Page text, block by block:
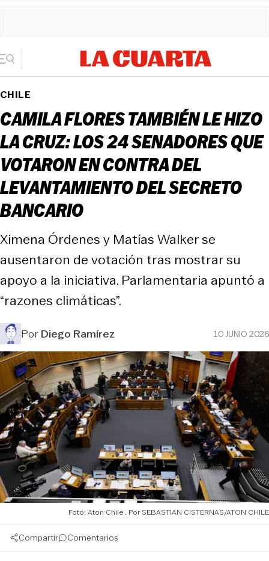
CHILE
CAMILA FLORES TAMBIÉN LE HIZO
LA CRUZ: LOS 24 SENADORES QUE
VOTARON EN CONTRA DEL
LEVANTAMIENTO DEL SECRETO
BANCARIO
Ximena Órdenes y Matías Walker se
ausentaron de votación tras mostrar su
apoyo a la iniciativa. Parlamentaria apuntó a
“razones climáticas”.
PorDiego Ramírez 10 JUNIO 2026
Foto: Aton Chile SEBASTIAN CISTERNAS/ATON CHILE
Compartir Comentarios